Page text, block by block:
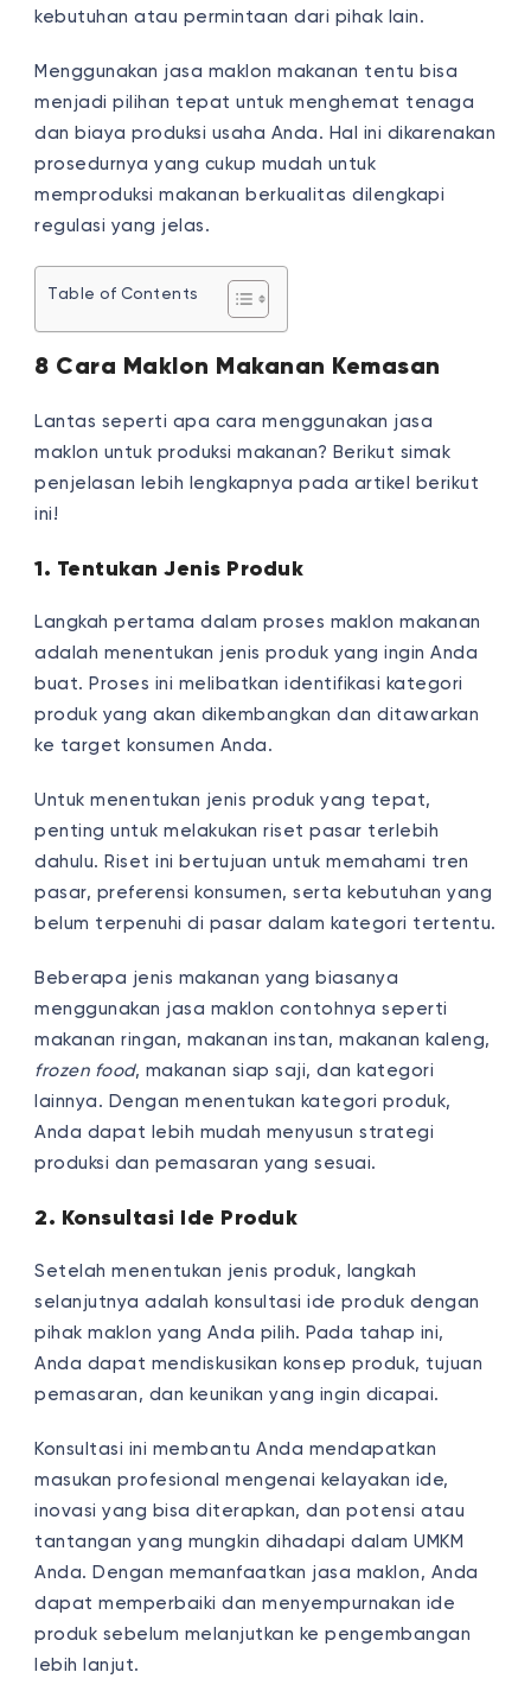
kebutuhan atau permintaan dari pihak lain.
Menggunakan jasa maklon makanan tentu bisa
menjadi pilihan tepat untuk menghemat tenaga
dan biaya produksi usaha Anda. Hal ini dikarenakan
prosedurnya yang cukup mudah untuk
memproduksi makanan berkualitas dilengkapi
regulasi yang jelas.
Table of Contents
8 Cara Maklon Makanan Kemasan
Lantas seperti apa cara menggunakan jasa
maklon untuk produksi makanan? Berikut simak
penjelasan lebih lengkapnya pada artikel berikut
ini!
1. Tentukan Jenis Produk
Langkah pertama dalam proses maklon makanan
adalah menentukan jenis produk yang ingin Anda
buat. Proses ini melibatkan identifikasi kategori
produk yang akan dikembangkan dan ditawarkan
ke target konsumen Anda.
Untuk menentukan jenis produk yang tepat,
penting untuk melakukan riset pasar terlebih
dahulu. Riset ini bertujuan untuk memahami tren
pasar, preferensi konsumen, serta kebutuhan yang
belum terpenuhi di pasar dalam kategori tertentu.
Beberapa jenis makanan yang biasanya
menggunakan jasa maklon contohnya seperti
makanan ringan, makanan instan, makanan kaleng,
frozen food, makanan siap saji, dan kategori
lainnya. Dengan menentukan kategori produk,
Anda dapat lebih mudah menyusun strategi
produksi dan pemasaran yang sesuai.
2. Konsultasi Ide Produk
Setelah menentukan jenis produk, langkah
selanjutnya adalah konsultasi ide produk dengan
pihak maklon yang Anda pilih. Pada tahap ini,
Anda dapat mendiskusikan konsep produk, tujuan
pemasaran, dan keunikan yang ingin dicapai.
Konsultasi ini membantu Anda mendapatkan
masukan profesional mengenai kelayakan ide,
inovasi yang bisa diterapkan, dan potensi atau
tantangan yang mungkin dihadapi dalam UMKM
Anda. Dengan memanfaatkan jasa maklon, Anda
dapat memperbaiki dan menyempurnakan ide
produk sebelum melanjutkan ke pengembangan
lebih lanjut.